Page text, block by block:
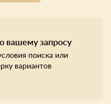
вашему запросу
поиска или
вариантов